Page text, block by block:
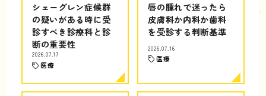
シェーグレン症候群
の疑いがある時に受
診すべき診療科と診
断の重要性
2026.07.17
医療
唇の腫れで迷ったら
皮膚科か内科か歯科
を受診する判断基準
2026.07.16
医療